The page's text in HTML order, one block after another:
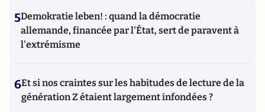
5Demokratie leben! : quand la démocratie
allemande, financée par l'État, sert de paravent à
l'extrémisme
6Et si nos craintes sur les habitudes de lecture de la
génération Z étaient largement infondées ?